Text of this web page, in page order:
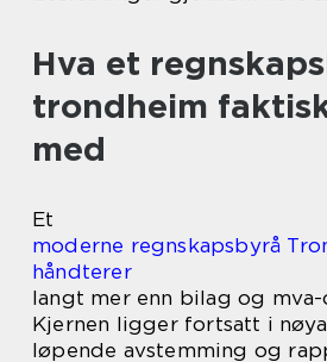
Hva et
trondheim
med
Et
moderne regnskapsbyrå
håndterer
langt mer enn bilag og mva-
Kjernen ligger fortsatt i
løpende avstemming og